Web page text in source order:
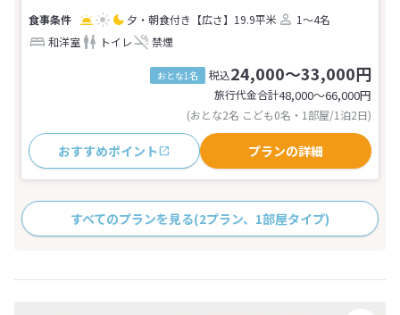
夕・朝食付き 【広さ】19.9平米
1～4名
和洋室
トイレ 禁煙
おとな1名 税込24,000～33,000円
旅行代金合計48,000〜66,000円
(おとな2名 こども0名・1部屋/1泊2日)
おすすめポイント プランの詳細
すべてのプランを見る(2プラン、1部屋タイプ)